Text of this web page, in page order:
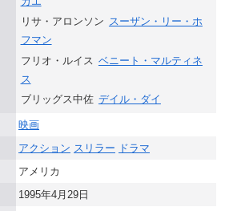
リサ・アロンソン スーザン・リー・ホ
フマン
フリオ・ルイス ベニート・マルティネ
ス
ブリッグス中佐 デイル・ダイ
映画
アクション スリラー ドラマ
アメリカ
1995年4月29日